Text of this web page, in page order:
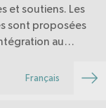
et soutiens. Les
sont proposées
au
Français